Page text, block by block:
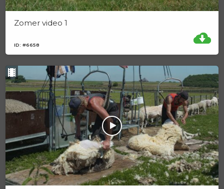
Zomer video 1
ID: #6658